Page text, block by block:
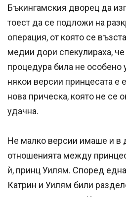
Бъкингамския дворец да
тоест да се подложи на
операция, от която се
медии дори спекулираха, че
процедура била не
някои версии принцесата е
нова прическа, която не се
удачна.
Не малко версии имаше и в
отношенията между
ѝ, принц Уилям. Според една
Катрин и Уилям били